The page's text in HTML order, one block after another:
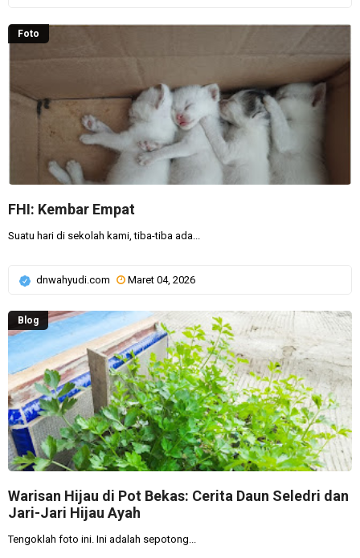
FHI: Kembar Empat
Foto
Suatu hari di sekolah kami, tiba-tiba ada...
dnwahyudi.com Maret 04, 2026
Warisan Hijau di Pot Bekas: Cerita Daun Seledri dan
Jari-Jari Hijau Ayah
Blog
Tengoklah foto ini. Ini adalah sepotong...